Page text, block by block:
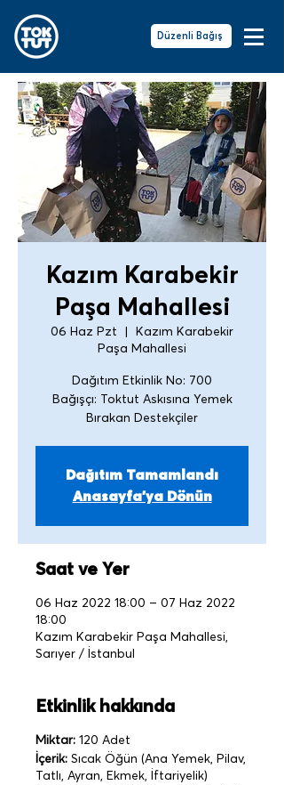
Düzenli Bağış
Kazım Karabekir
Paşa Mahallesi
06 Haz Pzt
Kazım Karabekir
Paşa Mahallesi
Dağıtım Etkinlik No: 700
Bağışçı: Toktut Askısına Yemek
Bırakan Destekçiler
Dağıtım Tamamlandı
Anasayfa'ya Dönün
Saat ve Yer
06 Haz 2022 18:00 – 07 Haz 2022
18:00
Kazım Karabekir Paşa Mahallesi,
Sarıyer / İstanbul
Etkinlik hakkında
Miktar: 120 Adet
İçerik: Sıcak Öğün (Ana Yemek, Pilav,
Tatlı, Ayran, Ekmek, İftariyelik)